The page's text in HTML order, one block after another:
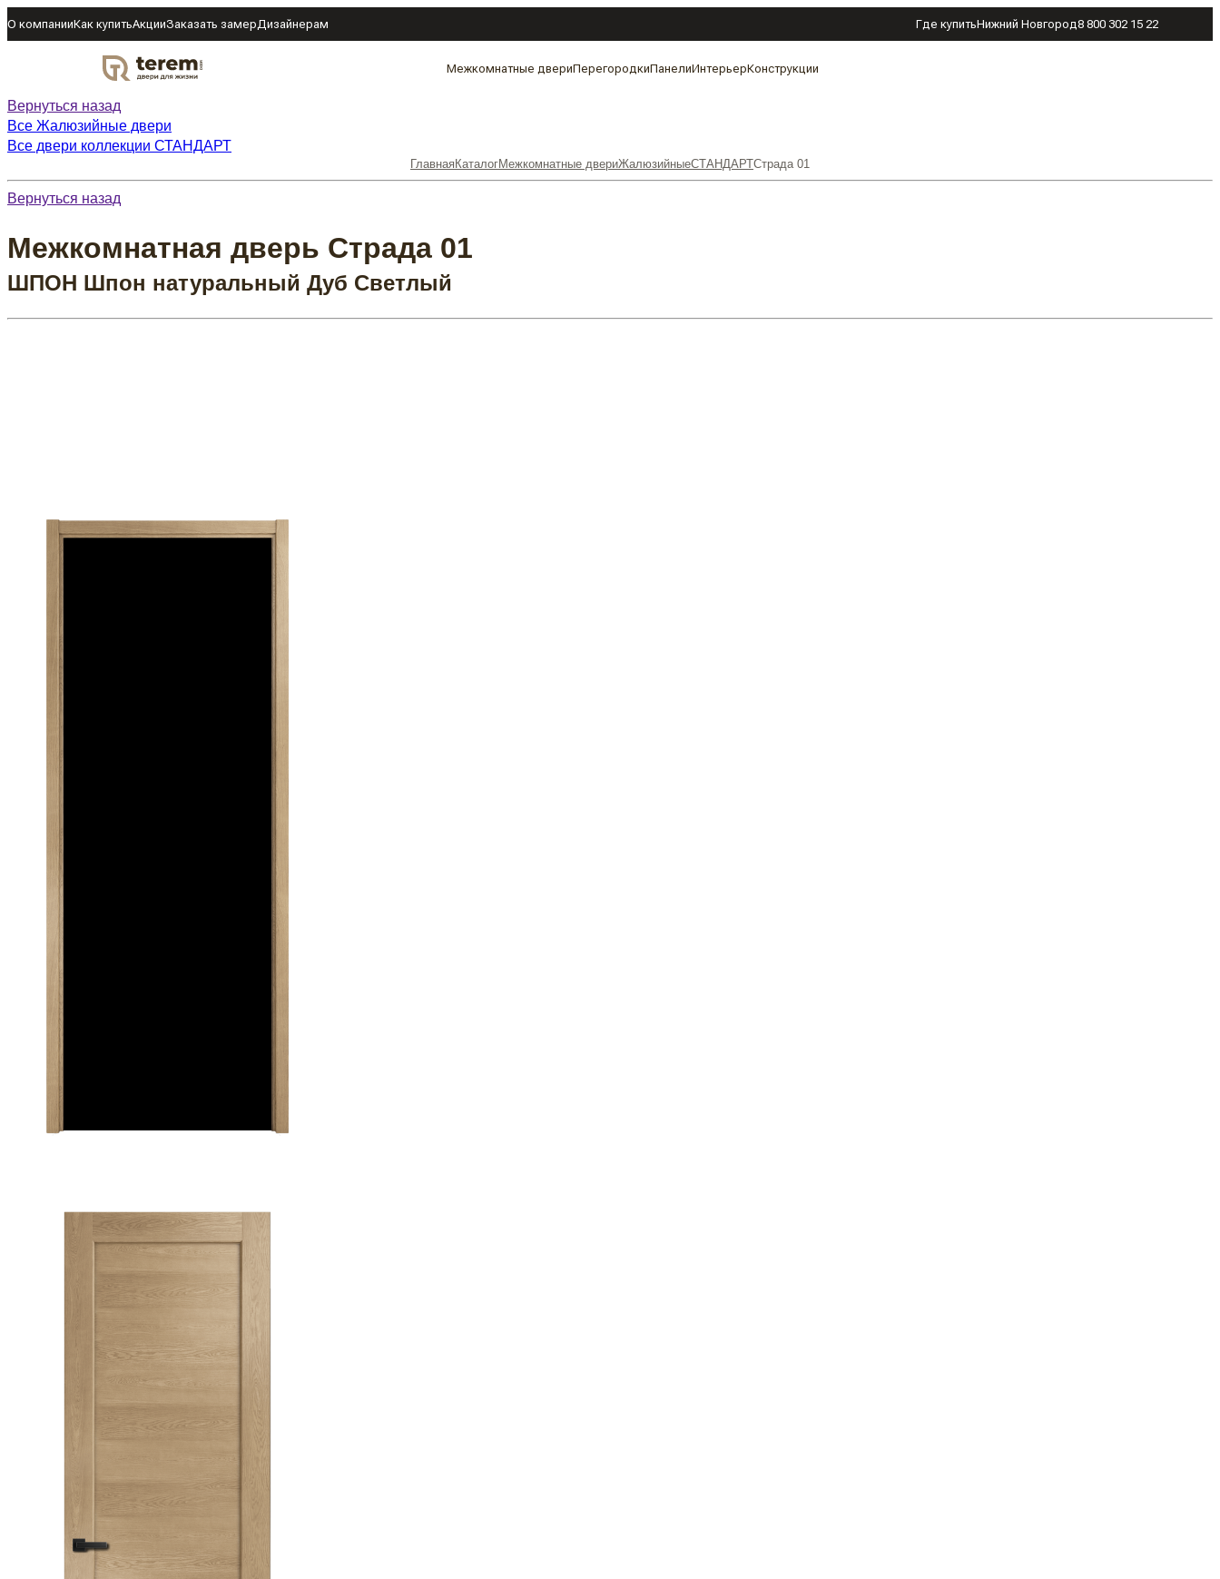
О компанииКак купитьАкцииЗаказать замер Дизайнерам Где купитьНижний Новгород8 800 302 15 22
DOOR Межкомнатные двериПерегородкиПанелиИнтерьерКонструкции
Вернуться назад
Все Жалюзийные двери
Все двери коллекции СТАНДАРТ
ГлавнаяКаталогМежкомнатные двериЖалюзийныеСТАНДАРТСтрада 01
Вернуться назад
Межкомнатная дверь Страда 01
ШПОН Шпон натуральный Дуб Светлый